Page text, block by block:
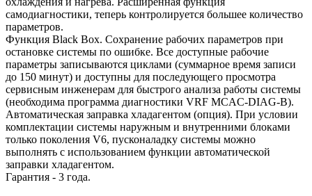
самодиагностики, теперь контролируется большее количество
параметров.
Функция Black Box. Сохранение рабочих параметров при
остановке системы по ошибке. Все доступные рабочие
параметры записываются циклами (суммарное время записи
до 150 минут) и доступны для последующего просмотра
сервисным инженерам для быстрого анализа работы системы
(необходима программа диагностики VRF MCAC-DIAG-B).
Автоматическая заправка хладагентом (опция). При условии
комплектации системы наружным и внутренними блоками
только поколения V6, пусконаладку системы можно
выполнять с использованием функции автоматической
заправки хладагентом.
Гарантия - 3 года.